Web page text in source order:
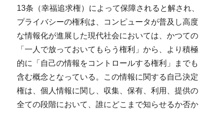
13条（幸福追求権）によって保障されると解され、
プライバシーの権利は、コンピュータが普及し高度
な情報化が進展した現代社会においては、かつての
「一人で放っておいてもらう権利」から、より積極
的に「自己の情報をコントロールする権利」までも
含む概念となっている。この情報に関する自己決定
権は、個人情報に関し、収集、保有、利用、提供の
全ての段階において、誰にどこまで知らせるか否か